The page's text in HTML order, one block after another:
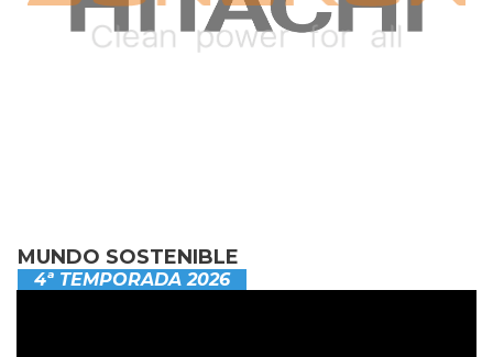
MUNDO SOSTENIBLE
4ª TEMPORADA 2026